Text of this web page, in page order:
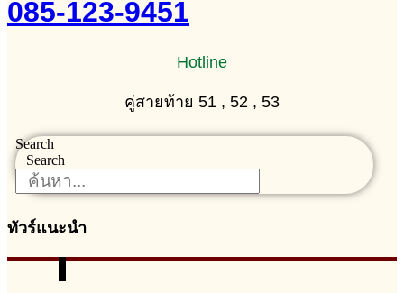
085-123-9451
Hotline
คู่สายท้าย 51 , 52 , 53
Search
Search
ทัวร์แนะนำ